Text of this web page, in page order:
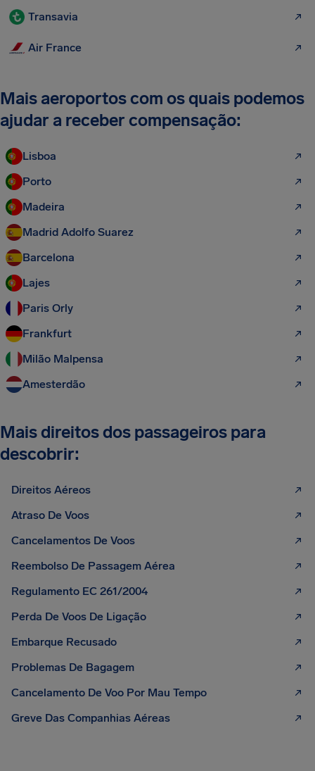
Transavia
Air France
Mais aeroportos com os quais podemos
ajudar a receber compensação:
Lisboa
Porto
Madeira
Madrid Adolfo Suarez
Barcelona
Lajes
Paris Orly
Frankfurt
Milão Malpensa
Amesterdão
Mais direitos dos passageiros para
descobrir:
Direitos Aéreos
Atraso De Voos
Cancelamentos De Voos
Reembolso De Passagem Aérea
Regulamento EC 261/2004
Perda De Voos De Ligação
Embarque Recusado
Problemas De Bagagem
Cancelamento De Voo Por Mau Tempo
Greve Das Companhias Aéreas